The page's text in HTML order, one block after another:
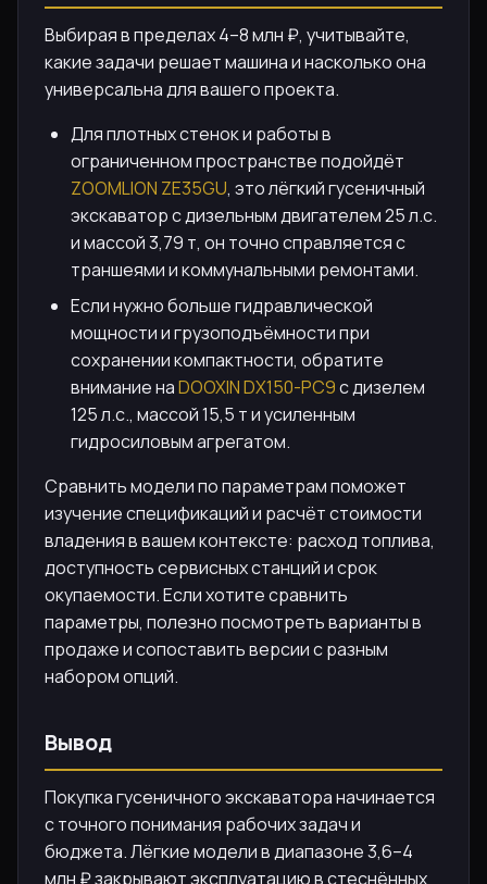
Выбирая в пределах 4–8 млн ₽, учитывайте,
какие задачи решает машина и насколько она
универсальна для вашего проекта.
Для плотных стенок и работы в
ограниченном пространстве подойдёт
ZOOMLION ZE35GU, это лёгкий гусеничный
экскаватор с дизельным двигателем 25 л.с.
и массой 3,79 т, он точно справляется с
траншеями и коммунальными ремонтами.
Если нужно больше гидравлической
мощности и грузоподъёмности при
сохранении компактности, обратите
внимание наDOOXIN DX150-PC9с дизелем
125 л.с., массой 15,5 т и усиленным
гидросиловым агрегатом.
Сравнить модели по параметрам поможет
изучение спецификаций и расчёт стоимости
владения в вашем контексте: расход топлива,
доступность сервисных станций и срок
окупаемости. Если хотите сравнить
параметры, полезно посмотреть варианты в
продаже и сопоставить версии с разным
набором опций.
Вывод
Покупка гусеничного экскаватора начинается
с точного понимания рабочих задач и
бюджета. Лёгкие модели в диапазоне 3,6–4
млн ₽ закрывают эксплуатацию в стеснённых